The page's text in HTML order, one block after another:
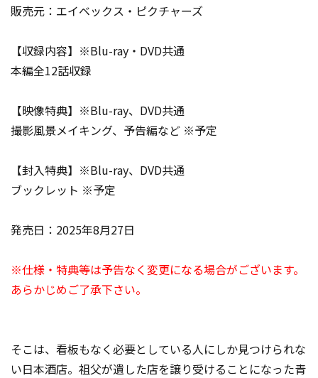
販売元：エイベックス・ピクチャーズ
【収録内容】※Blu-ray・DVD共通
本編全12話収録
【映像特典】※Blu-ray、DVD共通
撮影風景メイキング、予告編など ※予定
【封入特典】※Blu-ray、DVD共通
ブックレット ※予定
発売日：2025年8月27日
※仕様・特典等は予告なく変更になる場合がございます。
あらかじめご了承下さい。
そこは、看板もなく必要としている人にしか見つけられな
い日本酒店。祖父が遺した店を譲り受けることになった青